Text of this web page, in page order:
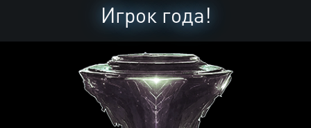
Игрок года!